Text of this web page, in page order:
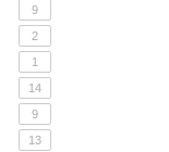
9
2
1
14
9
13